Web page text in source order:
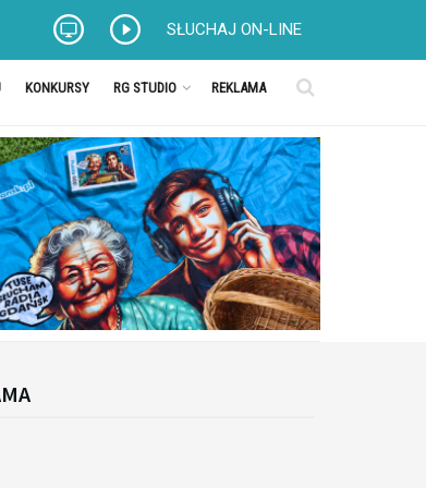
SŁUCHAJ ON-LINE
KONKURSY RG STUDIO REKLAMA